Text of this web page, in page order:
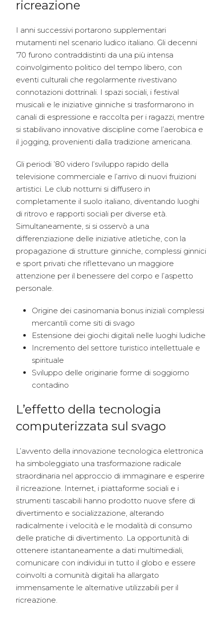
ricreazione
I anni successivi portarono supplementari
mutamenti nel scenario ludico italiano. Gli decenni
’70 furono contraddistinti da una più intensa
coinvolgimento politico del tempo libero, con
eventi culturali che regolarmente rivestivano
connotazioni dottrinali. I spazi sociali, i festival
musicali e le iniziative ginniche si trasformarono in
canali di espressione e raccolta per i ragazzi, mentre
si stabilivano innovative discipline come l’aerobica e
il jogging, provenienti dalla tradizione americana.
Gli periodi ’80 videro l’sviluppo rapido della
televisione commerciale e l’arrivo di nuovi fruizioni
artistici. Le club notturni si diffusero in
completamente il suolo italiano, diventando luoghi
di ritrovo e rapporti sociali per diverse età.
Simultaneamente, si si osservò a una
differenziazione delle iniziative atletiche, con la
propagazione di strutture ginniche, complessi ginnici
e sport privati che riflettevano un maggiore
attenzione per il benessere del corpo e l’aspetto
personale.
Origine dei casinomania bonus iniziali complessi
mercantili come siti di svago
Estensione dei giochi digitali nelle luoghi ludiche
Incremento del settore turistico intellettuale e
spirituale
Sviluppo delle originarie forme di soggiorno
contadino
L’effetto della tecnologia
computerizzata sul svago
L’avvento della innovazione tecnologica elettronica
ha simboleggiato una trasformazione radicale
straordinaria nel approccio di immaginare e esperire
il ricreazione. Internet, i piattaforme sociali e i
strumenti tascabili hanno prodotto nuove sfere di
divertimento e socializzazione, alterando
radicalmente i velocità e le modalità di consumo
delle pratiche di divertimento. La opportunità di
ottenere istantaneamente a dati multimediali,
comunicare con individui in tutto il globo e essere
coinvolti a comunità digitali ha allargato
immensamente le alternative utilizzabili per il
ricreazione.